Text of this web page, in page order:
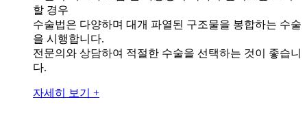
할 경우
수술법은 다양하며 대개 파열된 구조물을 봉합하는 수술
을 시행합니다.
전문의와 상담하여 적절한 수술을 선택하는 것이 좋습니
다.
자세히 보기 +